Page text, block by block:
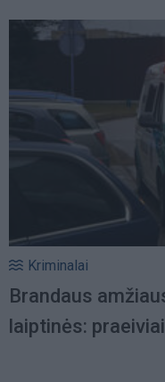
Kriminalai
Brandaus
laiptinės: